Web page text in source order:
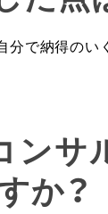
分で納得のい
ン
か？